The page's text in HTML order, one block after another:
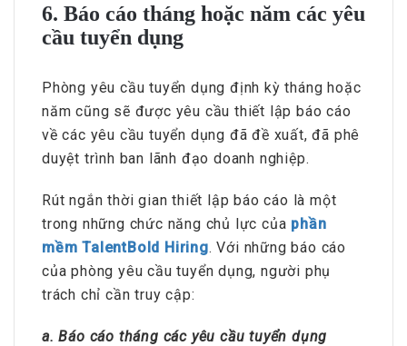
6. Báo cáo tháng hoặc năm các yêu
cầu tuyển dụng
Phòng yêu cầu tuyển dụng định kỳ tháng hoặc
năm cũng sẽ được yêu cầu thiết lập báo cáo
về các yêu cầu tuyển dụng đã đề xuất, đã phê
duyệt trình ban lãnh đạo doanh nghiệp.
Rút ngắn thời gian thiết lập báo cáo là một
trong những chức năng chủ lực của phần
mềm TalentBold Hiring. Với những báo cáo
của phòng yêu cầu tuyển dụng, người phụ
trách chỉ cần truy cập:
a. Báo cáo tháng các yêu cầu tuyển dụng